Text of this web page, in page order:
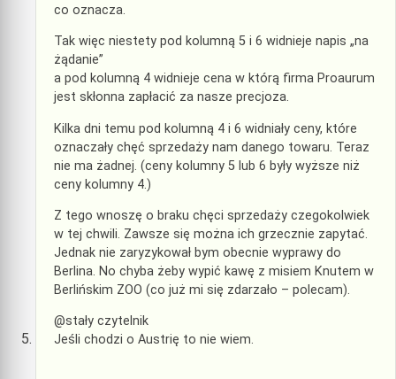
co oznacza.
Tak więc niestety pod kolumną 5 i 6 widnieje napis „na
żądanie”
a pod kolumną 4 widnieje cena w którą firma Proaurum
jest skłonna zapłacić za nasze precjoza.
Kilka dni temu pod kolumną 4 i 6 widniały ceny, które
oznaczały chęć sprzedaży nam danego towaru. Teraz
nie ma żadnej. (ceny kolumny 5 lub 6 były wyższe niż
ceny kolumny 4.)
Z tego wnoszę o braku chęci sprzedaży czegokolwiek
w tej chwili. Zawsze się można ich grzecznie zapytać.
Jednak nie zaryzykował bym obecnie wyprawy do
Berlina. No chyba żeby wypić kawę z misiem Knutem w
Berlińskim ZOO (co już mi się zdarzało – polecam).
@stały czytelnik
Jeśli chodzi o Austrię to nie wiem.